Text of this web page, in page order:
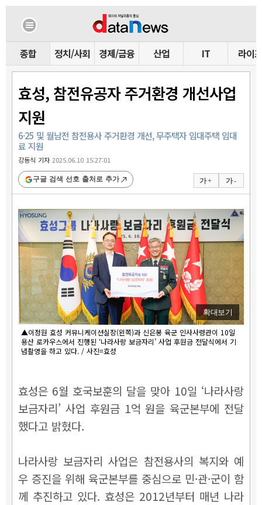
종합 정치/사회 경제/금융 산업 IT 라이프
효성, 참전유공자 주거환경 개선사업
지원
6·25 및 월남전 참전용사 주거환경 개선, 무주택자 임대주택 임대
료 지원
강동식 기자2025.06.10 15:27:01
가 + 가 -
구글 검색 선호 출처로 추가
확대보기
▲이정원 효성 커뮤니케이션실장(왼쪽)과 신은봉 육군 인사사령관이 10일
용산 로카우스에서 진행된 ‘나라사랑 보금자리’ 사업 후원금 전달식에서 기
념촬영을 하고 있다. / 사진=효성
효성은 6월 호국보훈의 달을 맞아 10일 ‘나라사랑
보금자리’ 사업 후원금 1억 원을 육군본부에 전달
했다고 밝혔다.
나라사랑 보금자리 사업은 참전용사의 복지와 예
우 증진을 위해 육군본부를 중심으로 민·관·군이 함
께 추진하고 있다. 효성은 2012년부터 매년 나라